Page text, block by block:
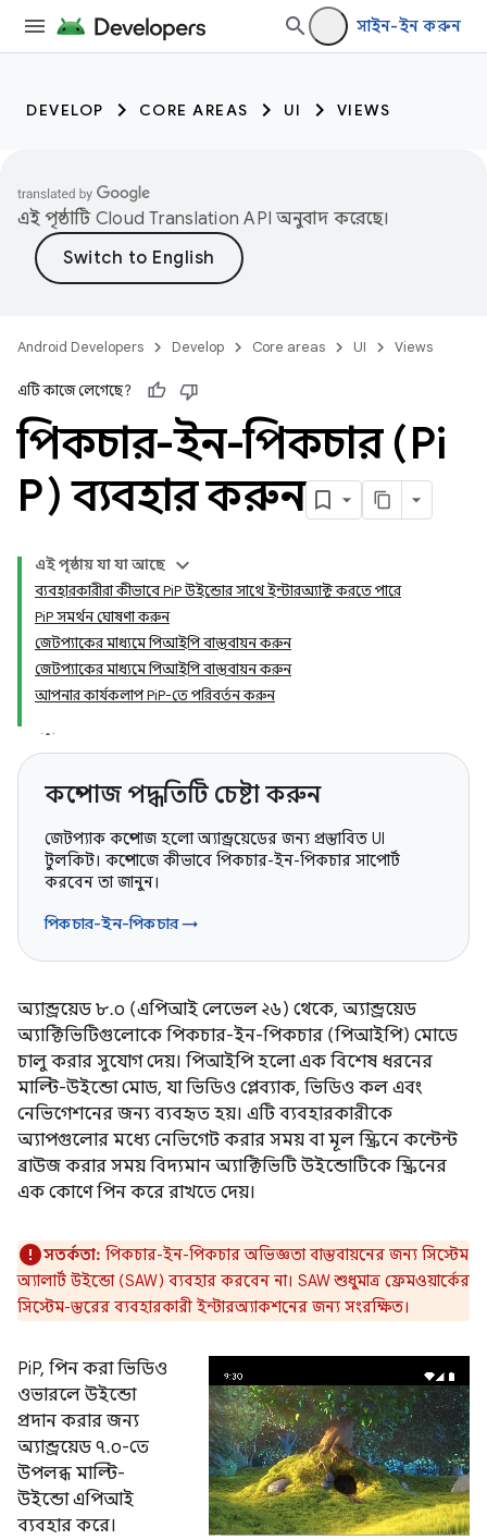
সাইন-ইন করুন
DEVELOP CORE AREAS UI VIEWS
এই পৃষ্ঠাটি Cloud Translation API অনুবাদ করেছে।
Android Developers Develop Core areas UI Views
এটি কাজে লেগেছে?
পিকচার-ইন-পিকচার (Pi
P) ব্যবহার করুন
এই পৃষ্ঠায় যা যা আছে
ব্যবহারকারীরা কীভাবে PiP উইন্ডোর সাথে ইন্টারঅ্যাক্ট করতে পারে
PiP সমর্থন ঘোষণা করুন
জেটপ্যাকের মাধ্যমে পিআইপি বাস্তবায়ন করুন
জেটপ্যাকের মাধ্যমে পিআইপি বাস্তবায়ন করুন
আপনার কার্যকলাপ PiP-তে পরিবর্তন করুন
কম্পোজ পদ্ধতিটি চেষ্টা করুন
জেটপ্যাক কম্পোজ হলো অ্যান্ড্রয়েডের জন্য প্রস্তাবিত UI
টুলকিট। কম্পোজে কীভাবে পিকচার-ইন-পিকচার সাপোর্ট
করবেন তা জানুন।
পিকচার-ইন-পিকচার →
অ্যান্ড্রয়েড ৮.০ (এপিআই লেভেল ২৬) থেকে, অ্যান্ড্রয়েড
অ্যাক্টিভিটিগুলোকে পিকচার-ইন-পিকচার (পিআইপি) মোডে
চালু করার সুযোগ দেয়। পিআইপি হলো এক বিশেষ ধরনের
মাল্টি-উইন্ডো মোড, যা ভিডিও প্লেব্যাক, ভিডিও কল এবং
নেভিগেশনের জন্য ব্যবহৃত হয়। এটি ব্যবহারকারীকে
অ্যাপগুলোর মধ্যে নেভিগেট করার সময় বা মূল স্ক্রিনে কন্টেন্ট
ব্রাউজ করার সময় বিদ্যমান অ্যাক্টিভিটি উইন্ডোটিকে স্ক্রিনের
এক কোণে পিন করে রাখতে দেয়।
সতর্কতা: পিকচার-ইন-পিকচার অভিজ্ঞতা বাস্তবায়নের জন্য সিস্টেম
অ্যালার্ট উইন্ডো (SAW) ব্যবহার করবেন না। SAW শুধুমাত্র ফ্রেমওয়ার্কের
সিস্টেম-স্তরের ব্যবহারকারী ইন্টারঅ্যাকশনের জন্য সংরক্ষিত।
PiP, পিন করা ভিডিও
ওভারলে উইন্ডো
প্রদান করার জন্য
অ্যান্ড্রয়েড ৭.০-তে
উপলব্ধ মাল্টি-
উইন্ডো এপিআই
ব্যবহার করে।